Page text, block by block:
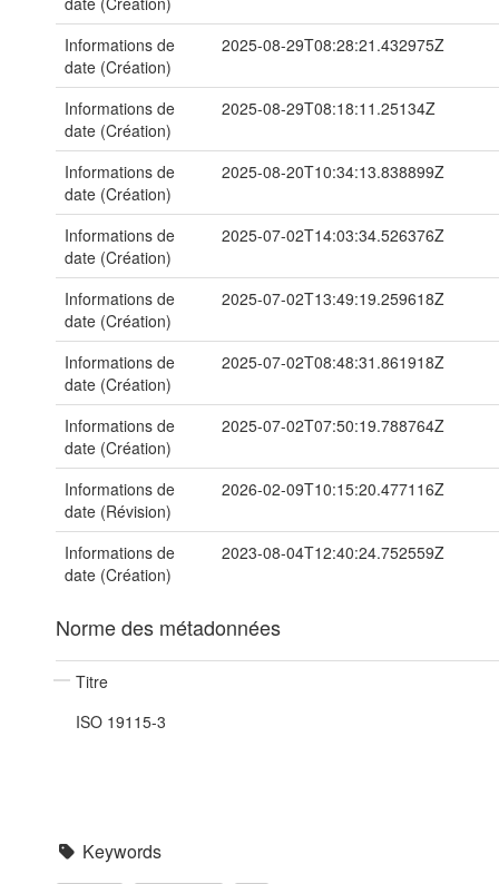
Informations de
date (Création)
2025-08-29T08:28:21.432975Z
Informations de
date (Création)
2025-08-29T08:18:11.25134Z
Informations de
date (Création)
2025-08-20T10:34:13.838899Z
Informations de
date (Création)
2025-07-02T14:03:34.526376Z
Informations de
date (Création)
2025-07-02T13:49:19.259618Z
Informations de
date (Création)
2025-07-02T08:48:31.861918Z
Informations de
date (Création)
2025-07-02T07:50:19.788764Z
Informations de
date (Révision)
2026-02-09T10:15:20.477116Z
Informations de
date (Création)
2023-08-04T12:40:24.752559Z
Norme des métadonnées
Titre
ISO 19115-3
Keywords